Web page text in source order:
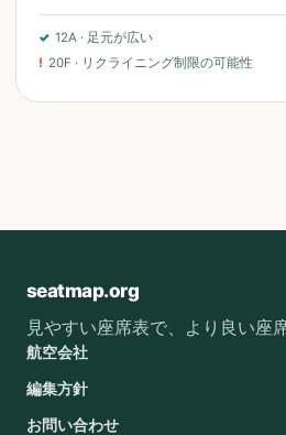
✓ 12A · 足元が広い
! 20F · リクライニング制限の可能性
seatmap.org
見やすい座席表で、より良い座
航空会社
編集方針
お問い合わせ